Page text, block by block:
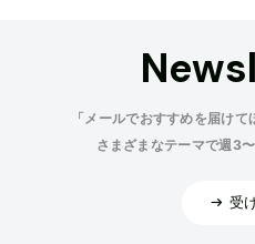
「メールでおすすめを届けて
さまざまなテーマで週3
受